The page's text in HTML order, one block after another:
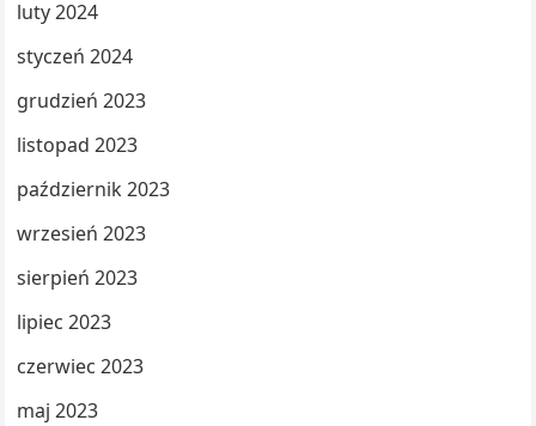
luty 2024
styczeń 2024
grudzień 2023
listopad 2023
październik 2023
wrzesień 2023
sierpień 2023
lipiec 2023
czerwiec 2023
maj 2023